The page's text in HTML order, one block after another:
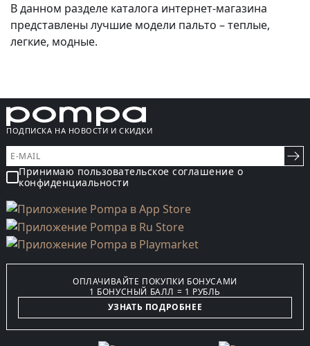
В данном разделе каталога интернет-магазина
представлены лучшие модели пальто – теплые,
легкие, модные.
ПОДПИСКА НА НОВОСТИ И СКИДКИ
Принимаю пользовательское соглашение о
конфиденциальности
ОПЛАЧИВАЙТЕ ПОКУПКИ БОНУСАМИ
1 БОНУСНЫЙ БАЛЛ = 1 РУБЛЬ
УЗНАТЬ ПОДРОБНЕЕ